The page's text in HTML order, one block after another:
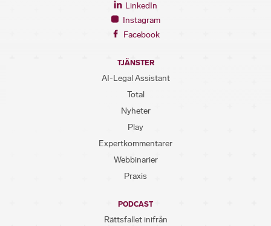
LinkedIn
Instagram
Facebook
TJÄNSTER
AI-Legal Assistant
Total
Nyheter
Play
Expertkommentarer
Webbinarier
Praxis
PODCAST
Rättsfallet inifrån